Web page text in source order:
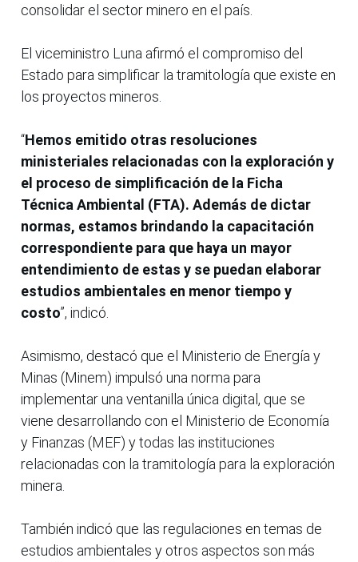
consolidar el sector minero en el país.
El viceministro Luna afirmó el compromiso del
Estado para simplificar la tramitología que existe en
los proyectos mineros.
“Hemos emitido otras resoluciones
ministeriales relacionadas con la exploración y
el proceso de simplificación de la Ficha
Técnica Ambiental (FTA). Además de dictar
normas, estamos brindando la capacitación
correspondiente para que haya un mayor
entendimiento de estas y se puedan elaborar
estudios ambientales en menor tiempo y
costo”, indicó.
Asimismo, destacó que el Ministerio de Energía y
Minas (Minem) impulsó una norma para
implementar una ventanilla única digital, que se
viene desarrollando con el Ministerio de Economía
y Finanzas (MEF) y todas las instituciones
relacionadas con la tramitología para la exploración
minera.
También indicó que las regulaciones en temas de
estudios ambientales y otros aspectos son más